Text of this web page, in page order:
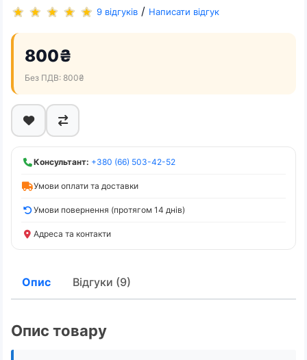
9 відгуків / Написати відгук
800₴
Без ПДВ: 800₴
Консультант: +380 (66) 503-42-52
Умови оплати та доставки
Умови повернення (протягом 14 днів)
Адреса та контакти
Опис Відгуки (9)
Опис товару